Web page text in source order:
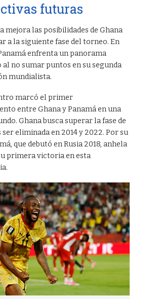
futuras
mejora las posibilidades de Ghana
a la siguiente fase del torneo. En
enfrenta un panorama
no sumar puntos en su segunda
mundialista.
marcó el primer
entre Ghana y Panamá en una
Ghana busca superar la fase de
eliminada en 2014 y 2022. Por su
que debutó en Rusia 2018, anhela
primera victoria en esta